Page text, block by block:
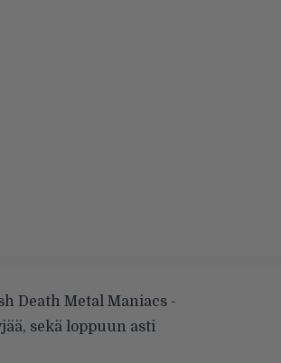
Death Metal Maniacs -
sekä loppuun asti